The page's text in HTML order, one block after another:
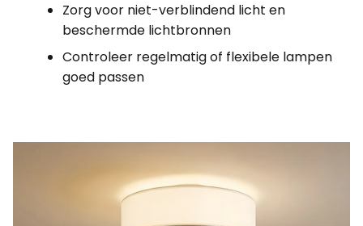
Zorg voor niet-verblindend licht en
beschermde lichtbronnen
Controleer regelmatig of flexibele lampen
goed passen